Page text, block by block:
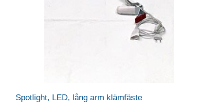
Spotlight, LED, lång arm klämfäste